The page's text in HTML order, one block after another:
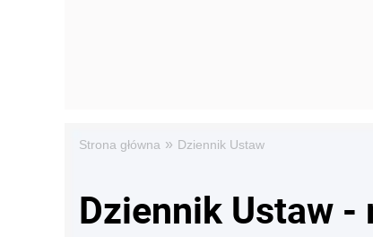
Strona główna » Dziennik Ustaw
Dziennik Ustaw